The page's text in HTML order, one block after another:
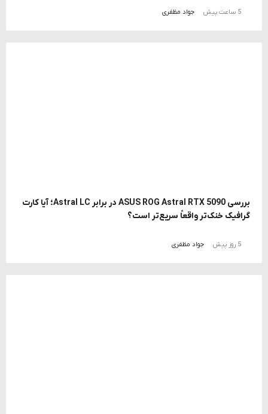
5 ساعت پیش جواد مظفری
بررسی ASUS ROG Astral RTX 5090 در برابر Astral LC؛ آیا کارت
گرافیک خنک‌تر واقعاً سریع‌تر است؟
5 روز پیش جواد مظفری